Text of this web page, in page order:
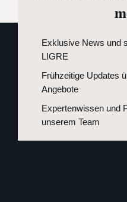
Exklusive News und
LIGRE
Frühzeitige Updates
Angebote
Expertenwissen und
unserem Team